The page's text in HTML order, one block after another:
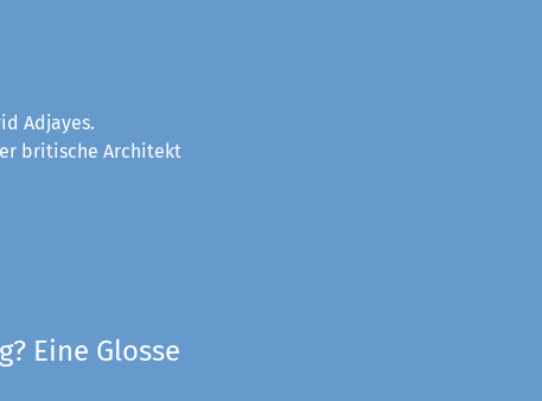
Adjayes.
britische Architekt
Eine Glosse